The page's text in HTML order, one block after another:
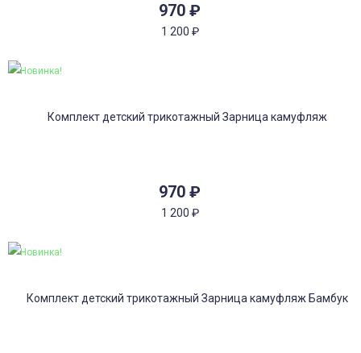
970 ₽
1 200 ₽
970 ₽
1 200 ₽
Новинка!
Новинка!